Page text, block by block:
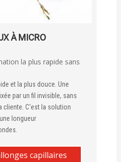
À MICRO
la plus rapide sans
et la plus douce. Une
par un fil invisible, sans
cliente. C'est la solution
longueur
capillaires